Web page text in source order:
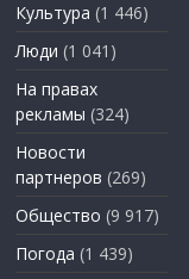
Культура (1 446)
Люди (1 041)
На правах
рекламы (324)
Новости
партнеров (269)
Общество (9 917)
Погода (1 439)